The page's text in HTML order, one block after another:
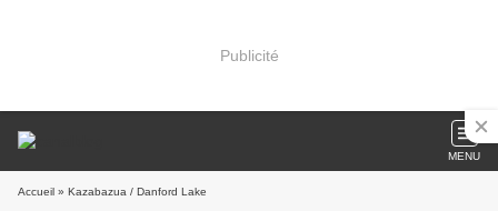
Publicité
MENU
Accueil » Kazabazua / Danford Lake